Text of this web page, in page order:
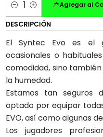
Cantidad
Agregar al
DESCRIPCIÓN
El Syntec Evo es el
ocasionales o
comodidad, sino
la humedad.
Estamos tan seguros
optado por equipar
EVO, así como algunas
Los jugadores